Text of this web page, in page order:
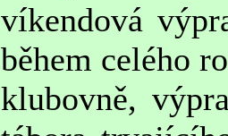
víkendová
během celého
klubovně,